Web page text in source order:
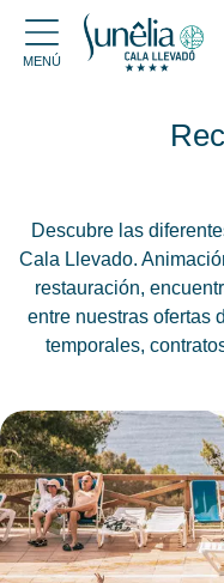
MENÚ
Descubre las
Cala Llevado.
restauración,
entre nuestras ofertas
temporales,